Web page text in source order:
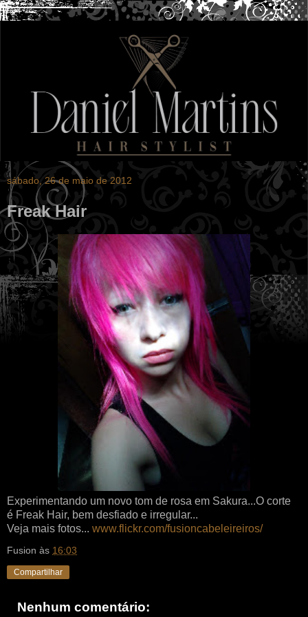
sábado, 26 de maio de 2012
Freak Hair
Experimentando um novo tom de rosa em Sakura...O corte
é Freak Hair, bem desfiado e irregular...
Veja mais fotos... www.flickr.com/fusioncabeleireiros/
Fusion às 16:03
Compartilhar
Nenhum comentário: